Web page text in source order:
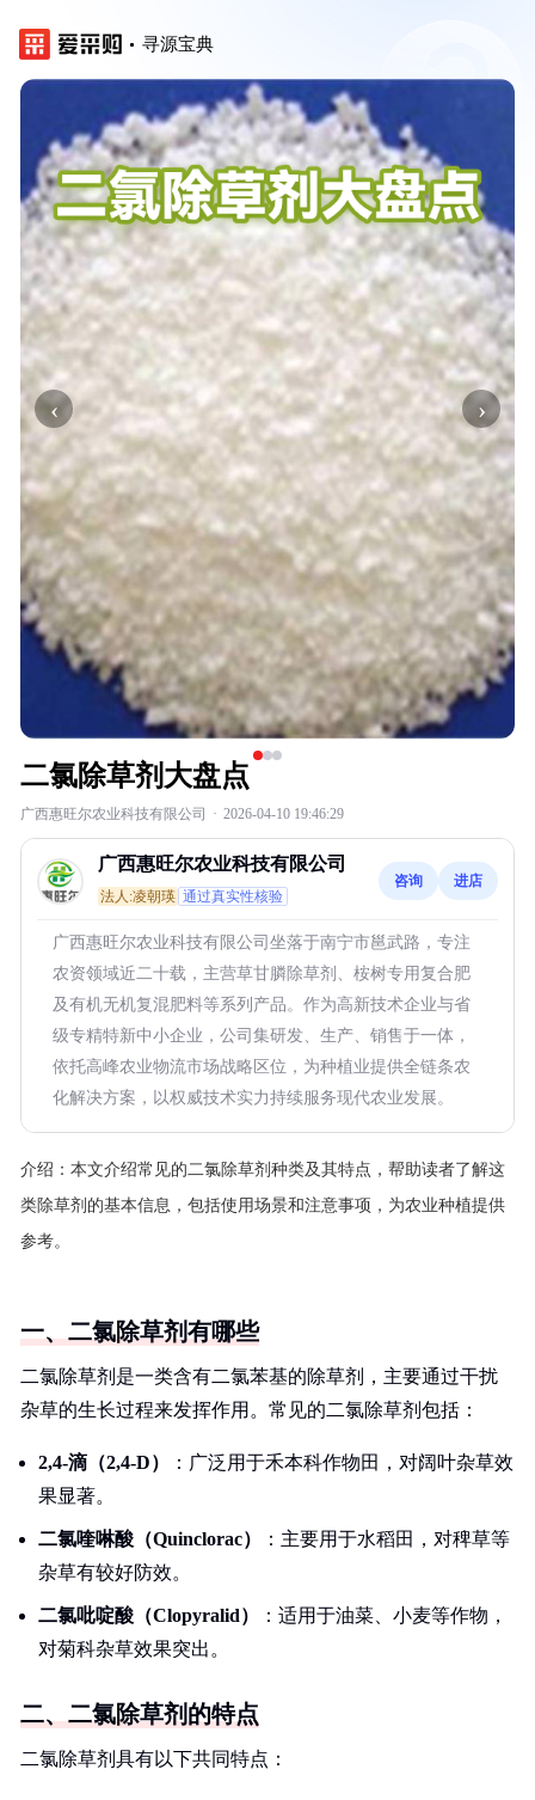
寻源宝典
‹ ›
二氯除草剂大盘点
广西惠旺尔农业科技有限公司 · 2026-04-10 19:46:29
广西惠旺尔农业科技有限公司
法人:凌朝瑛 通过真实性核验
咨询 进店
广西惠旺尔农业科技有限公司坐落于南宁市邕武路，专注
农资领域近二十载，主营草甘膦除草剂、桉树专用复合肥
及有机无机复混肥料等系列产品。作为高新技术企业与省
级专精特新中小企业，公司集研发、生产、销售于一体，
依托高峰农业物流市场战略区位，为种植业提供全链条农
化解决方案，以权威技术实力持续服务现代农业发展。
介绍： 本文介绍常见的二氯除草剂种类及其特点，帮助读者了解这
类除草剂的基本信息，包括使用场景和注意事项，为农业种植提供
参考。
一、二氯除草剂有哪些
二氯除草剂是一类含有二氯苯基的除草剂，主要通过干扰
杂草的生长过程来发挥作用。常见的二氯除草剂包括：
2,4-滴（2,4-D）
：广泛用于禾本科作物田，对阔叶杂草效
果显著。
二氯喹啉酸（Quinclorac）
：主要用于水稻田，对稗草等
杂草有较好防效。
二氯吡啶酸（Clopyralid）
：适用于油菜、小麦等作物，
对菊科杂草效果突出。
二、二氯除草剂的特点
二氯除草剂具有以下共同特点：